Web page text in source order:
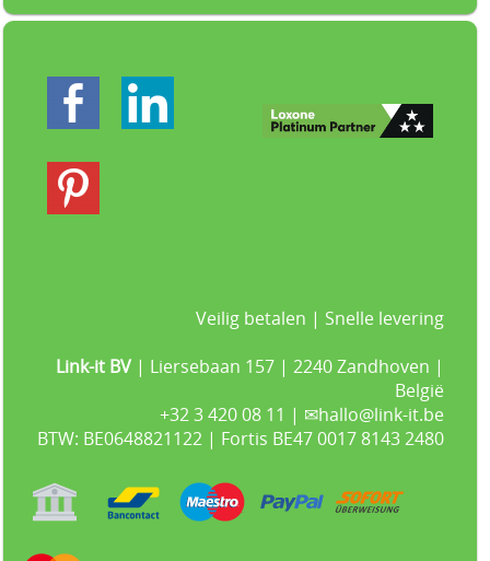
Veilig betalen | Snelle levering
Link-it BV | Liersebaan 157 | 2240 Zandhoven |
België
+32 3 420 08 11 | ✉hallo@link-it.be
BTW: BE0648821122 | Fortis BE47 0017 8143 2480